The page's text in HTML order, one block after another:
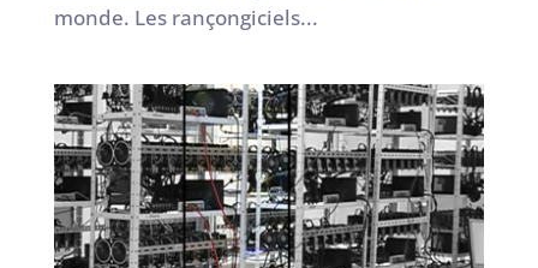
monde. Les rançongiciels...